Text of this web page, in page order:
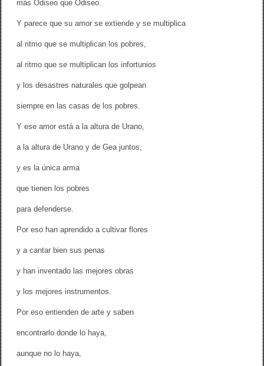
más Odiseo que Odiseo.
Y parece que su amor se extiende y se multiplica
al ritmo que se multiplican los pobres,
al ritmo que se multiplican los infortunios
y los desastres naturales que golpean
siempre en las casas de los pobres.
Y ese amor está a la altura de Urano,
a la altura de Urano y de Gea juntos,
y es la única arma
que tienen los pobres
para defenderse.
Por eso han aprendido a cultivar flores
y a cantar bien sus penas
y han inventado las mejores obras
y los mejores instrumentos.
Por eso entienden de arte y saben
encontrarlo donde lo haya,
aunque no lo haya,